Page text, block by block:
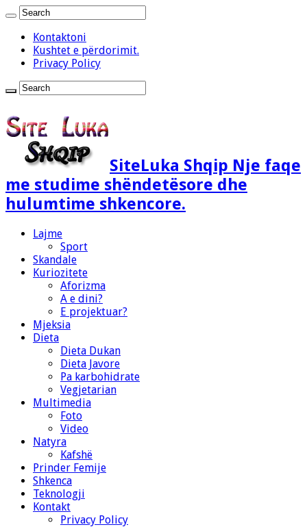
Kontaktoni
Kushtet e përdorimit.
Privacy Policy
SiteLuka Shqip Nje faqe
me studime shëndetësore dhe
hulumtime shkencore.
Lajme
Sport
Skandale
Kuriozitete
Aforizma
A e dini?
E projektuar?
Mjeksia
Dieta
Dieta Dukan
Dieta Javore
Pa karbohidrate
Vegjetarian
Multimedia
Foto
Video
Natyra
Kafshë
Prinder Femije
Shkenca
Teknologji
Kontakt
Privacy Policy